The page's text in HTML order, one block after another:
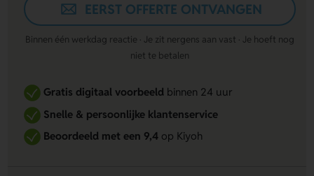
EERST OFFERTE ONTVANGEN
Binnen één werkdag reactie · Je zit nergens aan vast · Je hoeft nog
niet te betalen
Gratis digitaal voorbeeldbinnen 24 uur
Snelle & persoonlijke klantenservice
Beoordeeld met een 9,4op Kiyoh